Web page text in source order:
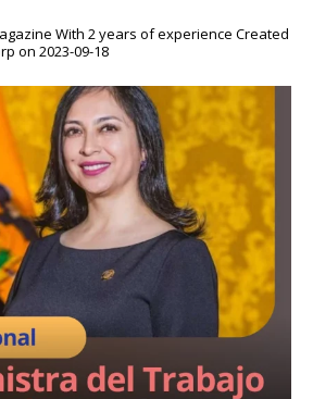
With 2 years of experience Created
on 2023-09-18